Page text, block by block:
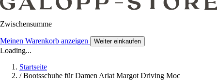
Zwischensumme
Meinen Warenkorb anzeigen Weiter einkaufen
Loading...
Startseite
/ Bootsschuhe für Damen Ariat Margot Driving Moc